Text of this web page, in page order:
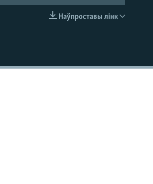
Наўпроставы лінк